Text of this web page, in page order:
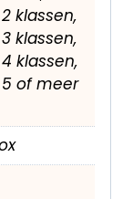
klassen,
klassen,
klassen,
of meer